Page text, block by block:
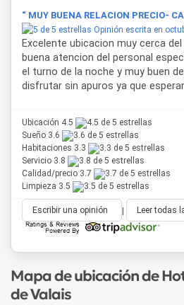
“ MUY BUENA RELACION PRECIO-
Opinión escrita en
Excelente ubicacion muy cerca
buena atencion del personal
el turno de la noche y muy buen
disfrutar sin apuros ya que
Ubicación 4.5
Sueño 3.6
Habitaciones 3.3
Servicio 3.8
Calidad/precio 3.7
Limpieza 3.5
Escribir una opinión | Leer todas
Mapa de ubicación de
de Valais